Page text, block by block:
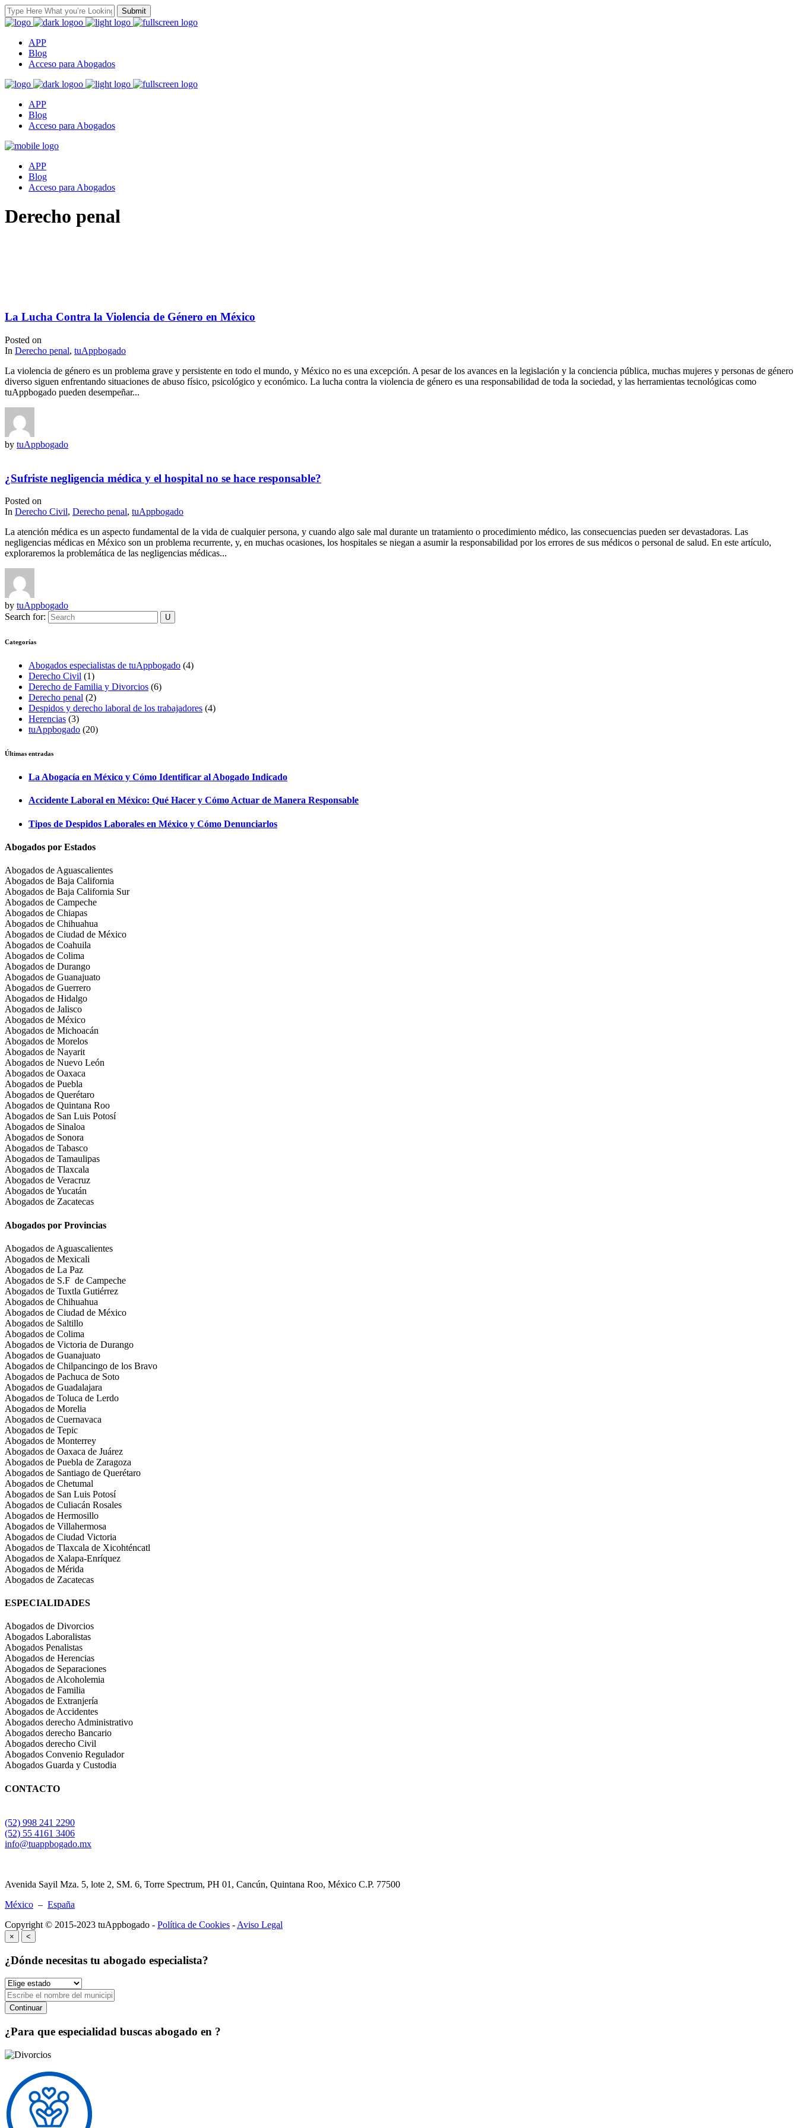
APP
Blog
Acceso para Abogados
APP
Blog
Acceso para Abogados
APP
Blog
Acceso para Abogados
Derecho penal
La Lucha Contra la Violencia de Género en México
Posted on
In Derecho penal, tuAppbogado
La violencia de género es un problema grave y persistente en todo el mundo, y México no es una excepción. A pesar de los avances en la legislación y la conciencia pública, muchas mujeres y personas de género
diverso siguen enfrentando situaciones de abuso físico, psicológico y económico. La lucha contra la violencia de género es una responsabilidad de toda la sociedad, y las herramientas tecnológicas como
tuAppbogado pueden desempeñar...
by tuAppbogado
¿Sufriste negligencia médica y el hospital no se hace responsable?
Posted on
In Derecho Civil, Derecho penal, tuAppbogado
La atención médica es un aspecto fundamental de la vida de cualquier persona, y cuando algo sale mal durante un tratamiento o procedimiento médico, las consecuencias pueden ser devastadoras. Las
negligencias médicas en México son un problema recurrente, y, en muchas ocasiones, los hospitales se niegan a asumir la responsabilidad por los errores de sus médicos o personal de salud. En este artículo,
exploraremos la problemática de las negligencias médicas...
by tuAppbogado
Search for:
Categorías
Abogados especialistas de tuAppbogado (4)
Derecho Civil (1)
Derecho de Familia y Divorcios (6)
Derecho penal (2)
Despidos y derecho laboral de los trabajadores (4)
Herencias (3)
tuAppbogado (20)
Últimas entradas
La Abogacía en México y Cómo Identificar al Abogado Indicado
Accidente Laboral en México: Qué Hacer y Cómo Actuar de Manera Responsable
Tipos de Despidos Laborales en México y Cómo Denunciarlos
Abogados por Estados
Abogados de Aguascalientes
Abogados de Baja California
Abogados de Baja California Sur
Abogados de Campeche
Abogados de Chiapas
Abogados de Chihuahua
Abogados de Ciudad de México
Abogados de Coahuila
Abogados de Colima
Abogados de Durango
Abogados de Guanajuato
Abogados de Guerrero
Abogados de Hidalgo
Abogados de Jalisco
Abogados de México
Abogados de Michoacán
Abogados de Morelos
Abogados de Nayarit
Abogados de Nuevo León
Abogados de Oaxaca
Abogados de Puebla
Abogados de Querétaro
Abogados de Quintana Roo
Abogados de San Luis Potosí
Abogados de Sinaloa
Abogados de Sonora
Abogados de Tabasco
Abogados de Tamaulipas
Abogados de Tlaxcala
Abogados de Veracruz
Abogados de Yucatán
Abogados de Zacatecas
Abogados por Provincias
Abogados de Aguascalientes
Abogados de Mexicali
Abogados de La Paz
Abogados de S.F de Campeche
Abogados de Tuxtla Gutiérrez
Abogados de Chihuahua
Abogados de Ciudad de México
Abogados de Saltillo
Abogados de Colima
Abogados de Victoria de Durango
Abogados de Guanajuato
Abogados de Chilpancingo de los Bravo
Abogados de Pachuca de Soto
Abogados de Guadalajara
Abogados de Toluca de Lerdo
Abogados de Morelia
Abogados de Cuernavaca
Abogados de Tepic
Abogados de Monterrey
Abogados de Oaxaca de Juárez
Abogados de Puebla de Zaragoza
Abogados de Santiago de Querétaro
Abogados de Chetumal
Abogados de San Luis Potosí
Abogados de Culiacán Rosales
Abogados de Hermosillo
Abogados de Villahermosa
Abogados de Ciudad Victoria
Abogados de Tlaxcala de Xicohténcatl
Abogados de Xalapa-Enríquez
Abogados de Mérida
Abogados de Zacatecas
ESPECIALIDADES
Abogados de Divorcios
Abogados Laboralistas
Abogados Penalistas
Abogados de Herencias
Abogados de Separaciones
Abogados de Alcoholemia
Abogados de Familia
Abogados de Extranjería
Abogados de Accidentes
Abogados derecho Administrativo
Abogados derecho Bancario
Abogados derecho Civil
Abogados Convenio Regulador
Abogados Guarda y Custodia
CONTACTO
(52) 998 241 2290
(52) 55 4161 3406
info@tuappbogado.mx
Avenida Sayil Mza. 5, lote 2, SM. 6, Torre Spectrum, PH 01, Cancún, Quintana Roo, México C.P. 77500
México – España
Copyright © 2015-2023 tuAppbogado - Política de Cookies - Aviso Legal
× <
¿Dónde necesitas tu abogado especialista?
Continuar
¿Para que especialidad buscas abogado en ?